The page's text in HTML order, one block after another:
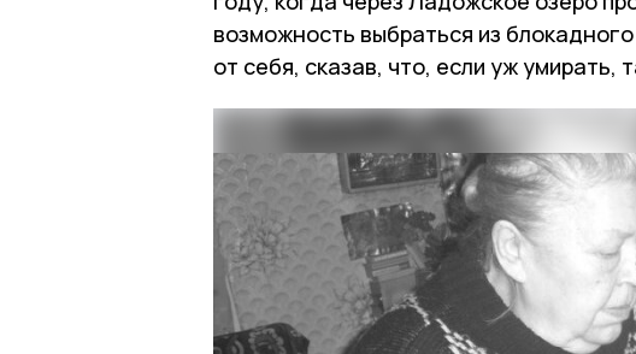
возможность выбраться из
от себя, сказав, что, если уж умирать,